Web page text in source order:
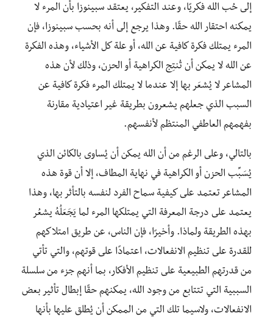
إلى حُب الله فكريًا، وعند التفكير، يعتقد سبينوزا بأن المرء لا
يمكنه احتقار الله حقًا. وهذا يرجع إلى أنه بحسب سبينوزا، فإن
المرء يمتلك فكرة كافية عن الله، أو علة كل الأشياء، وهذه الفكرة
عن الله لا يمكن أن تُنتِج الكراهية أو الحزن، وذلك لأن هذه
المشاعر لا يُشعَر بها إلا عندما لا يمتلك المرء فكرة كافية عن
السبب الذي جعلهم يشعرون بطريقة غير اعتيادية مقارنة
بفهمهم العاطفي المنتظم لأنفسهم.
بالتالي، وعلى الرغم من أن الله يمكن أن يُساوى بالكائن الذي
يُسَبِّب الحزن أو الكراهية في نهاية المطاف، إلا أن قوة هذه
المشاعر تعتمد على كيفية سماح الفرد لنفسه بالتأثر بها، وهذا
يعتمد على درجة المعرفة التي يمتلكها المرء لما يَجَعَلُهُ يشعُر
بهذه الطريقة ولماذا. وأخيرًا، فإن الناس، عن طريق امتلاكهم
للقدرة على تنظيم الانفعالات، اعتمادًا على قوتهم، والتي تأتي
من قدرتهم الطبيعية على تنظيم الأفكار، بما أنهم جزء من سلسلة
السببية التي تتتابع من وجود الله، يمكنهم حقًا إبطال تأثير بعض
الانفعالات، ولاسيما تلك التي من الممكن أن يُطلق عليها بأنها